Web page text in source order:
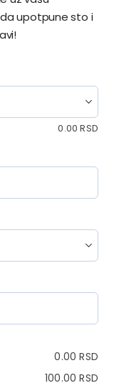
upotpune sto i
0.00RSD
0.00RSD
100.00RSD